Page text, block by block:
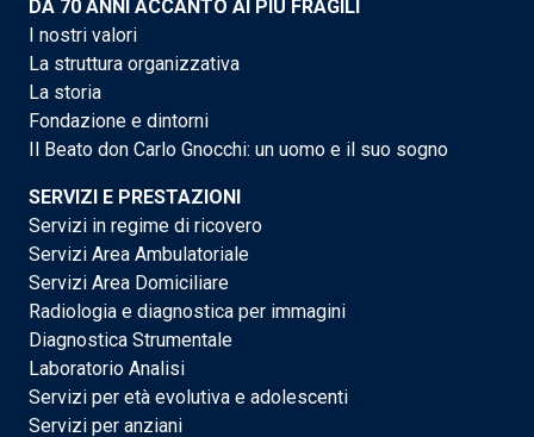
DA 70 ANNI ACCANTO AI PIÙ FRAGILI
I nostri valori
La struttura organizzativa
La storia
Fondazione e dintorni
Il Beato don Carlo Gnocchi: un uomo e il suo sogno
SERVIZI E PRESTAZIONI
Servizi in regime di ricovero
Servizi Area Ambulatoriale
Servizi Area Domiciliare
Radiologia e diagnostica per immagini
Diagnostica Strumentale
Laboratorio Analisi
Servizi per età evolutiva e adolescenti
Servizi per anziani